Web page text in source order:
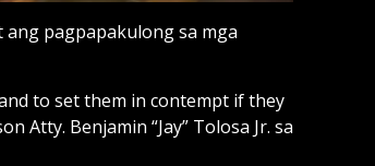
pagpapakulong sa mga
to set them in contempt if they
Atty. Benjamin “Jay” Tolosa Jr. sa